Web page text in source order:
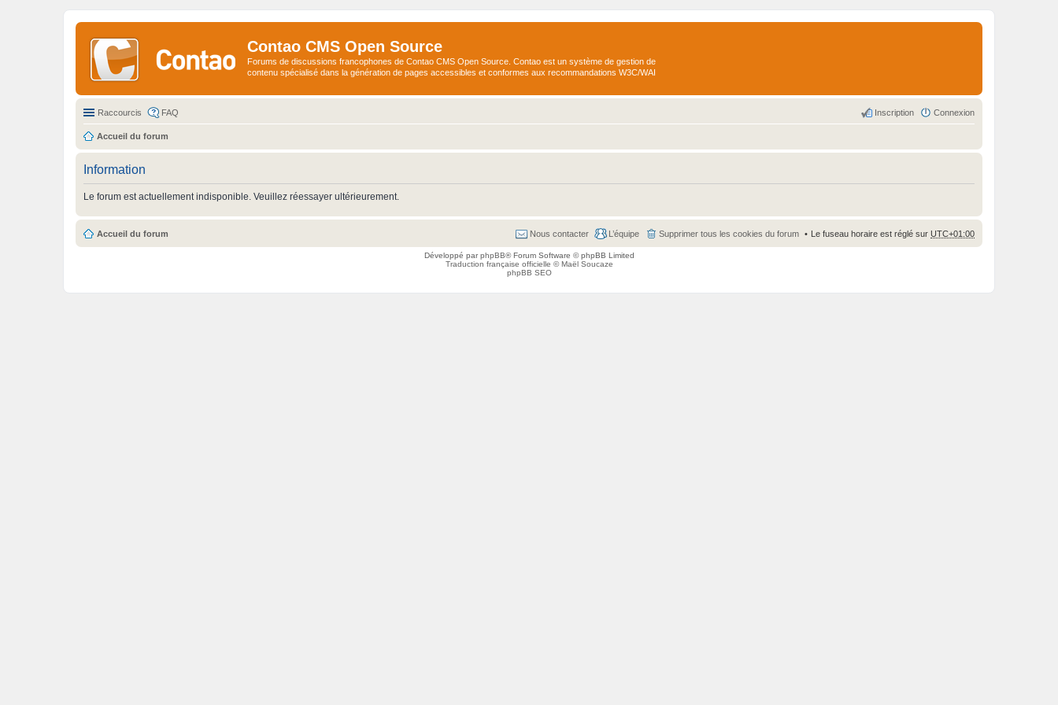
Contao CMS Open Source
Forums de discussions francophones de Contao CMS Open Source. Contao est un système de gestion de
contenu spécialisé dans la génération de pages accessibles et conformes aux recommandations W3C/WAI
Raccourcis FAQ Connexion
Inscription
Accueil du forum
Information
Le forum est actuellement indisponible. Veuillez réessayer ultérieurement.
Accueil du forum Le fuseau horaire est réglé sur UTC+01:00
Supprimer tous les cookies du forum
L’équipe
Nous contacter
Développé parphpBB® Forum Software © phpBB Limited
Traduction française officielle ©Maël Soucaze
phpBB SEO